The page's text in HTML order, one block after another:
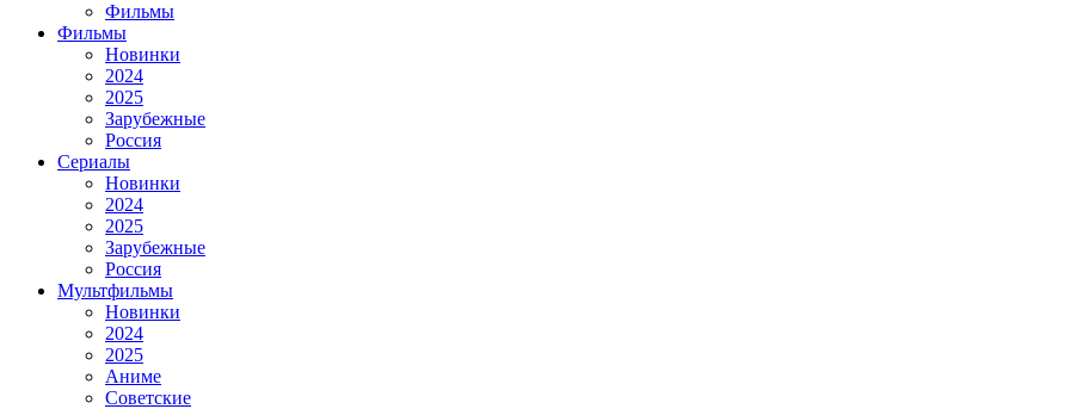
Фильмы
Фильмы
Новинки
2024
2025
Зарубежные
Россия
Сериалы
Новинки
2024
2025
Зарубежные
Россия
Мультфильмы
Новинки
2024
2025
Аниме
Советские